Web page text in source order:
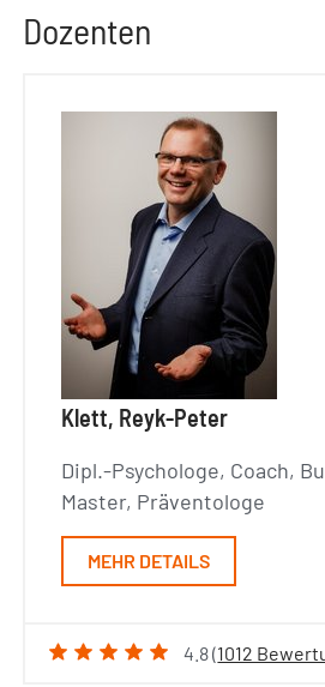
Dozenten
Klett, Reyk-Peter
Dipl.-Psychologe, Coach,
Master, Präventologe
MEHR DETAILS
4.8 (1012